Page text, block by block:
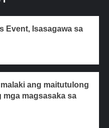
Event, Isasagawa sa
ang maitutulong
magsasaka sa